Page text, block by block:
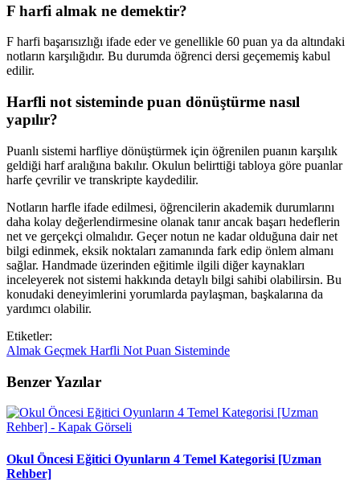
F harfi almak ne demektir?
F harfi başarısızlığı ifade eder ve genellikle 60 puan ya da altındaki
notların karşılığıdır. Bu durumda öğrenci dersi geçememiş kabul
edilir.
Harfli not sisteminde puan dönüştürme nasıl
yapılır?
Puanlı sistemi harfliye dönüştürmek için öğrenilen puanın karşılık
geldiği harf aralığına bakılır. Okulun belirttiği tabloya göre puanlar
harfe çevrilir ve transkripte kaydedilir.
Notların harfle ifade edilmesi, öğrencilerin akademik durumlarını
daha kolay değerlendirmesine olanak tanır ancak başarı hedeflerin
net ve gerçekçi olmalıdır. Geçer notun ne kadar olduğuna dair net
bilgi edinmek, eksik noktaları zamanında fark edip önlem almanı
sağlar. Handmade üzerinden eğitimle ilgili diğer kaynakları
inceleyerek not sistemi hakkında detaylı bilgi sahibi olabilirsin. Bu
konudaki deneyimlerini yorumlarda paylaşman, başkalarına da
yardımcı olabilir.
Etiketler:
Almak Geçmek Harfli Not Puan Sisteminde
Benzer Yazılar
Okul Öncesi Eğitici Oyunların 4 Temel Kategorisi [Uzman
Rehber]